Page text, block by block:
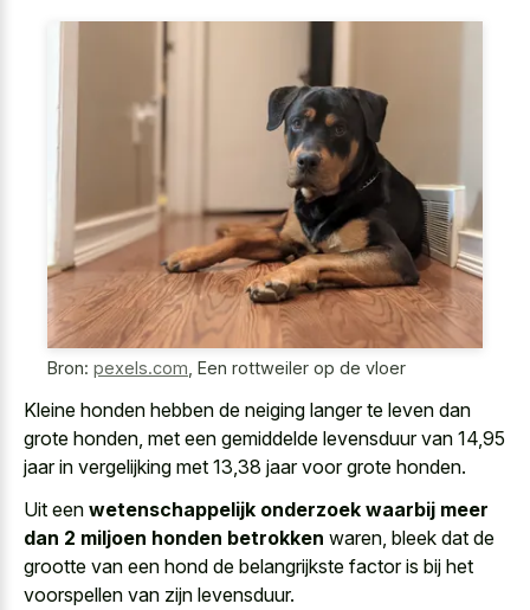
Bron: pexels.com Een rottweiler op de vloer
Kleine honden hebben de neiging langerte leven dan
grote honden, met een gemiddelde levensduur van 14,95
jaar in vergelijking met 13,38 jaar voor grote honden.
Uit een wetenschappelijk onderzoek waarbij meer
dan 2 miljoen honden betrokken waren, bleek dat de
grootte van een hond de belangrijkste factor is bij het
voorspellen van zijn levensduur.